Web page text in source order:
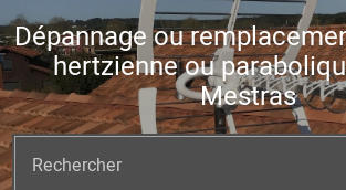
Dépannage ou
hertzienne ou
Mestras
Rechercher